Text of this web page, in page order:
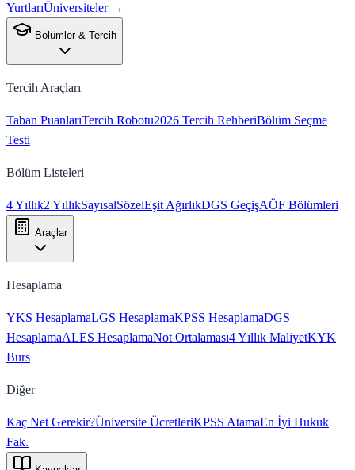
YurtlarıÜniversiteler →
Bölümler & Tercih
Tercih Araçları
Taban PuanlarıTercih Robotu2026 Tercih RehberiBölüm Seçme
Testi
Bölüm Listeleri
4 Yıllık2 YıllıkSayısalSözelEşit AğırlıkDGS GeçişAÖF Bölümleri
Araçlar
Hesaplama
YKS HesaplamaLGS HesaplamaKPSS HesaplamaDGS
HesaplamaALES HesaplamaNot Ortalaması4 Yıllık MaliyetKYK
Burs
Diğer
Kaç Net Gerekir?Üniversite ÜcretleriKPSS AtamaEn İyi Hukuk
Fak.